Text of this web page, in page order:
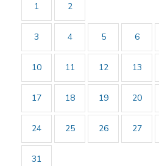
1
2
3 4 5 6
10 11 12 13
17 18 19 20
24 25 26 27
31